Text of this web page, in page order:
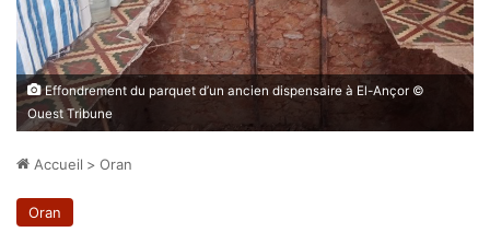
Effondrement du parquet d’un ancien dispensaire à El-Ançor ©
Ouest Tribune
Accueil > Oran
Oran